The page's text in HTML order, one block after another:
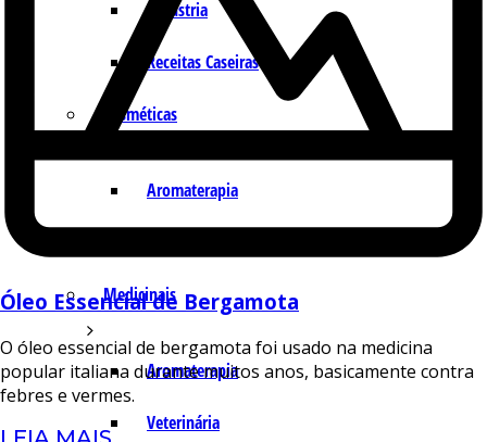
Indústria
Receitas Caseiras
Cosméticas
Aromaterapia
Medicinais
Aromaterapia
Veterinária
Óleo Essencial de Bergamota
O óleo essencial de bergamota foi usado na medicina
popular italiana durante muitos anos, basicamente contra
febres e vermes.